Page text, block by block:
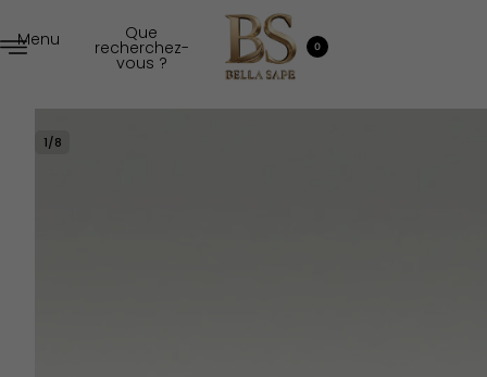
Menu Que
recherchez-
vous ?
0
1/8